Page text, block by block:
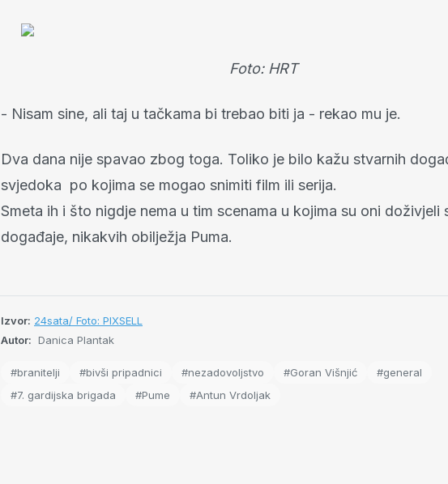
Foto: HRT
- Nisam sine, ali taj u tačkama bi trebao biti ja - rekao mu je.
Dva dana nije spavao zbog toga. Toliko je bilo kažu stvarnih
svjedoka po kojima se mogao snimiti film ili serija.
Smeta ih i što nigdje nema u tim scenama u kojima su oni doživjeli
događaje, nikakvih obilježja Puma.
Izvor: 24sata/ Foto: PIXSELL
Autor: Danica Plantak
#branitelji #bivši pripadnici #nezadovoljstvo #Goran Višnjić
#general
#7. gardijska brigada
#Pume #Antun Vrdoljak